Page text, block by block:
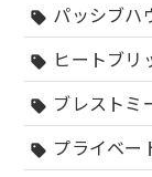
sell パッシブハ
sell ヒートブリ
sell ブレストミ
sell プライベー